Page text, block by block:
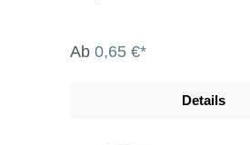
Ab 0,65 €*
Details